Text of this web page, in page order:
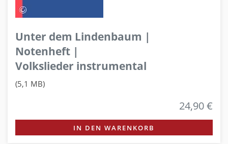
Unter dem Lindenbaum |
Notenheft |
Volkslieder instrumental
(5,1 MB)
24,90 €
IN DEN WARENKORB